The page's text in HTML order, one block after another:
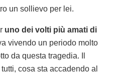
un sollievo per lei.
uno dei volti più amati di
vivendo un periodo molto
da questa tragedia. Il
cosa sta accadendo al